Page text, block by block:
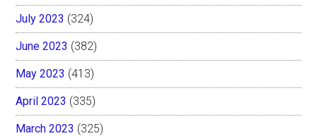
July 2023 (324)
June 2023 (382)
May 2023 (413)
April 2023 (335)
March 2023 (325)